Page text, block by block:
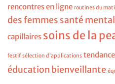
rencontres en ligne routines du
des femmes santé
capillaires soins de la
festif sélection d’applications
éducation bienveillante